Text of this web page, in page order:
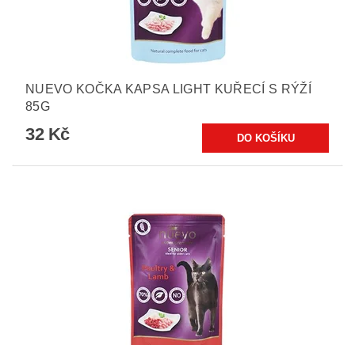
NUEVO KOČKA KAPSA LIGHT KUŘECÍ S RÝŽÍ
85G
32 Kč